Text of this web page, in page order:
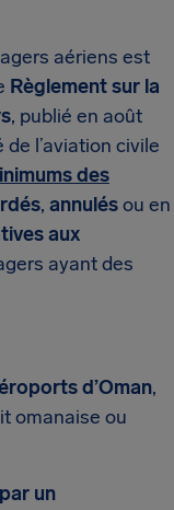
aériens est
Règlement sur la
, publié en août
l’aviation civile
des
, annulésou en
aux
ayant des
d’Oman,
omanaise ou
un